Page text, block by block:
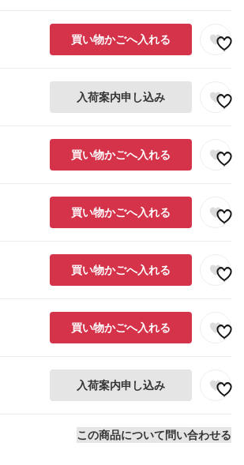
買い物かごへ入れる
入荷案内申し込み
買い物かごへ入れる
買い物かごへ入れる
買い物かごへ入れる
買い物かごへ入れる
入荷案内申し込み
この商品について問い合わせる